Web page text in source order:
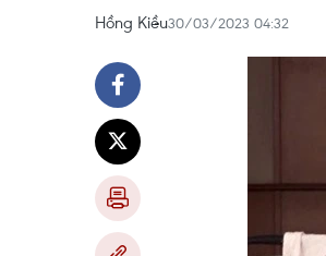
Hồng Kiều30/03/2023 04:32